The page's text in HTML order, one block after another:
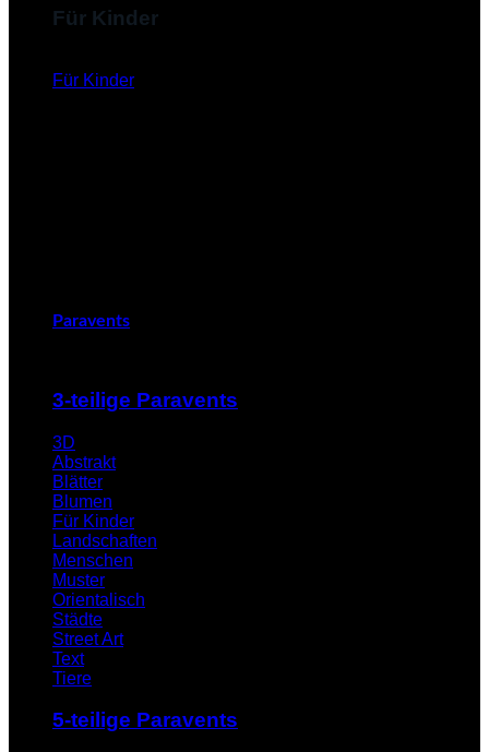
Für Kinder
Für Kinder
Paravents
3-teilige Paravents
3D
Abstrakt
Blätter
Blumen
Für Kinder
Landschaften
Menschen
Muster
Orientalisch
Städte
Street Art
Text
Tiere
5-teilige Paravents